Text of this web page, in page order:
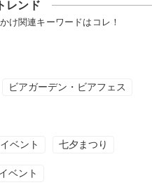
レンド
け関連キーワードはコレ！
ビアガーデン・ビアフェス
ベント 七夕まつり
ベント